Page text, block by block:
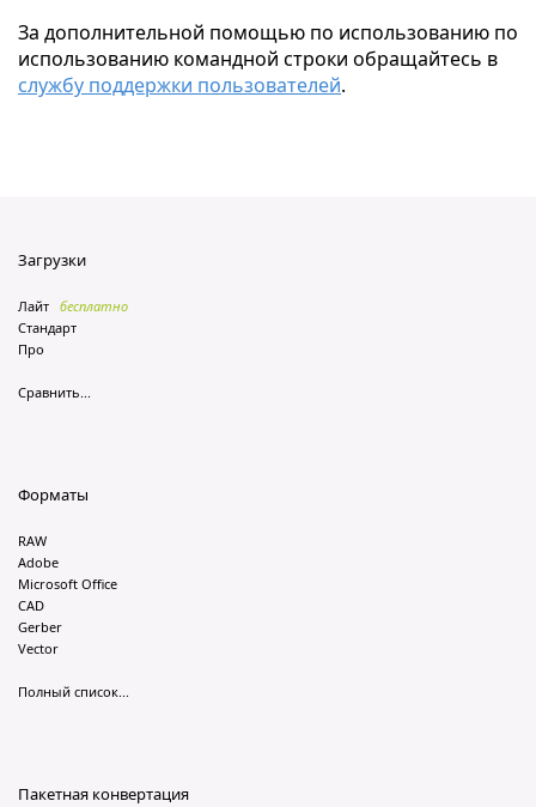
За дополнительной помощью по использованию по
использованию командной строки обращайтесь в
службу поддержки пользователей.
Загрузки
Лайт бесплатно
Стандарт
Про
Сравнить...
Форматы
RAW
Adobe
Microsoft Office
CAD
Gerber
Vector
Полный список...
Пакетная конвертация